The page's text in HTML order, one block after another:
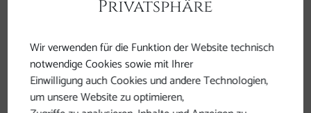
Rastplatz in Lohnsburg
Apoll und die Musen
Privatsphäre
Wir verwenden für die Funktion der Website technisch
notwendige Cookies sowie mit Ihrer
Einwilligung auch Cookies und andere Technologien,
um unsere Website zu optimieren,